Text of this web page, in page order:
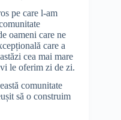
pe care l-am
oameni care ne
care a
cea mai mare
le oferim zi de zi.
comunitate
să o construim